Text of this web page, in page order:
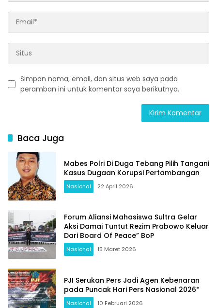
Simpan nama, email, dan situs web saya pada
peramban ini untuk komentar saya berikutnya.
Baca Juga
Mabes Polri Di Duga Tebang Pilih Tangani
Kasus Dugaan Korupsi Pertambangan
Nasional 22 April 2026
Forum Aliansi Mahasiswa Sultra Gelar
Aksi Damai Tuntut Rezim Prabowo Keluar
Dari Board Of Peace” BoP
Nasional 15 Maret 2026
PJI Serukan Pers Jadi Agen Kebenaran
pada Puncak Hari Pers Nasional 2026*
Nasional 10 Februari 2026